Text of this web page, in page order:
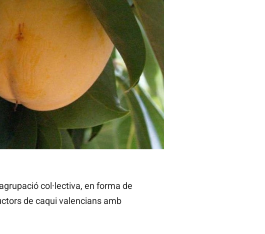
col·lectiva, en forma de
de caqui valencians amb